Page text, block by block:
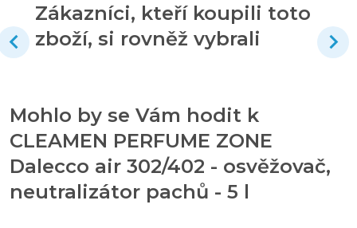
Zákazníci, kteří koupili toto
zboží, si rovněž vybrali
Mohlo by se Vám hodit k
CLEAMEN PERFUME ZONE
Dalecco air 302/402 - osvěžovač,
neutralizátor pachů - 5 l